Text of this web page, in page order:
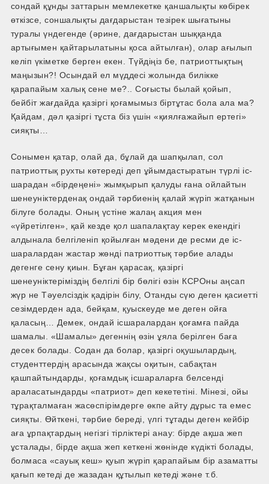
сондай құнды заттарын мемлекетке қаншалықты көбірек
өткізсе, соншалықты дағдарыстан тезірек шығатыны
туралы үндегенде (әрине, дағдарыстан шыққанда
артығымен қайтарылатыны қоса айтылған), олар ағылып
келіп үкіметке берген екен. Түйдіңіз бе, патриоттықтың
маңызын?! Осындай ел мүддесі жолында билікке
қарапайым халық сене ме?.. Соғысты былай қойып,
бейбіт жағдайда қазіргі қоғамымыз біртұтас бола ала ма?
Қайдам, дәл қазіргі тұста біз үшін «қиял­ғажайып ертегі»
сияқты…
Сонымен қатар, олай да, бұлай да шапқылап, сол
патриоттық рухты көтереді деп ұйымдастыратын түрлі іс­
шарадан «бірдеңені» жымқырып қалуды ғана ойлайтын
шенеуніктерден­ақ ондай тәрбиенің қалай жүріп жатқанын
білуге болады. Оның үстіне жалаң акция мен
«үйретілген», қай кезде қол шапалақтау керек екендігі
алдын­ала белгіленіп қойылған мәдени де ресми де іс­
шаралардан жастар жөнді патриоттық тәрбие алады
дегенге сену қиын. Бұған қарасақ, қазіргі
шенеуніктеріміздің белгілі бір бөлігі өзін КСРО­ны аңсап
жүр не Тәуелсіздік қадірін білу, Отанды сүю деген қасиетті
сезімдерден ада, бейқам, қуыскеуде ме деген ойға
қаласың… Демек, ондай іс­шаралардан қоғамға пайда
шамалы. «Шамалы» дегеннің өзін ұяла берілген баға
десек болады. Содан да болар, қазіргі оқушылардың,
студенттердің арасында жақсы оқитын, сабақтан
қашпайтындарды, қоғамдық іс­шараларға белсенді
араласатындарды «патриот» деп кекететіні. Мінезі, ойы
тұрақталмаған жасөспірімдерге өкпе айту дұрыс та емес
сияқты. Өйткені, тәрбие береді, үлгі тұтады деген кейбір
аға ұрпақтардың негізгі тірліктері анау: бірде ақша жеп
ұсталады, бірде ақша жеп кеткені жөнінде күдікті болады,
болмаса «сауық кеш» қуып жүріп қарапайым бір азаматты
қағып кетеді де жазадан құтылып кетеді және т.б.